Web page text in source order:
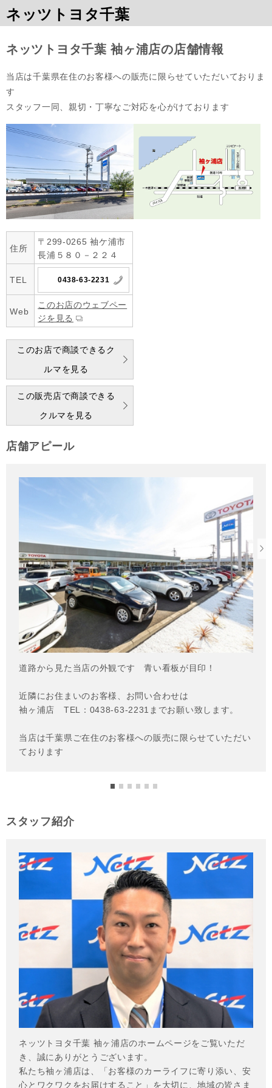
ネッツトヨタ千葉
ネッツトヨタ千葉 袖ヶ浦店の店舗情報
当店は千葉県在住のお客様への販売に限らせていただいておりま
す
スタッフ一同、親切・丁寧なご対応を心がけております
住所
〒299-0265 袖ケ浦市
長浦５８０－２２４
TEL 0438-63-2231
Web
このお店のウェブペー
ジを見る
このお店で商談できるク
ルマを見る
この販売店で商談できる
クルマを見る
店舗アピール
スタッフ紹介